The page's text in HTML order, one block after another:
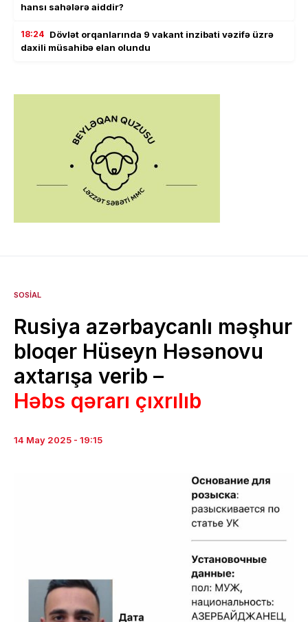
hansı sahələrə aiddir?
18:24 Dövlət orqanlarında 9 vakant inzibati vəzifə üzrə
daxili müsahibə elan olundu
SOSIAL
Rusiya azərbaycanlı məşhur
bloqer Hüseyn Həsənovu
axtarışa verib –
Həbs qərarı çıxrılıb
14 May 2025 - 19:15